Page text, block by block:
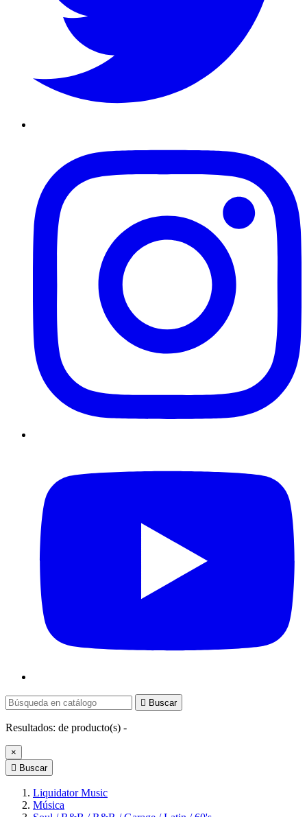
 Buscar
Resultados: de producto(s) -
×
 Buscar
Liquidator Music
Música